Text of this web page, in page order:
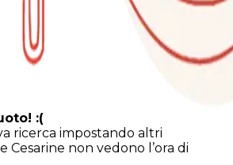
:(
ricerca impostando altri
Cesarine non vedono l’ora di